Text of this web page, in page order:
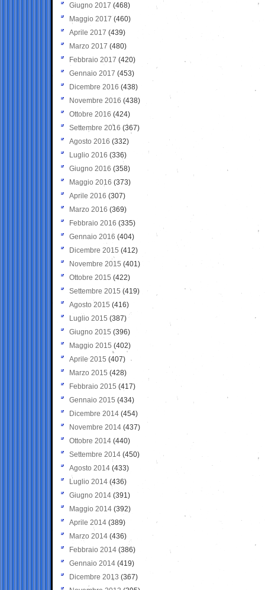
Giugno 2017 (468)
Maggio 2017 (460)
Aprile 2017 (439)
Marzo 2017 (480)
Febbraio 2017 (420)
Gennaio 2017 (453)
Dicembre 2016 (438)
Novembre 2016 (438)
Ottobre 2016 (424)
Settembre 2016 (367)
Agosto 2016 (332)
Luglio 2016 (336)
Giugno 2016 (358)
Maggio 2016 (373)
Aprile 2016 (307)
Marzo 2016 (369)
Febbraio 2016 (335)
Gennaio 2016 (404)
Dicembre 2015 (412)
Novembre 2015 (401)
Ottobre 2015 (422)
Settembre 2015 (419)
Agosto 2015 (416)
Luglio 2015 (387)
Giugno 2015 (396)
Maggio 2015 (402)
Aprile 2015 (407)
Marzo 2015 (428)
Febbraio 2015 (417)
Gennaio 2015 (434)
Dicembre 2014 (454)
Novembre 2014 (437)
Ottobre 2014 (440)
Settembre 2014 (450)
Agosto 2014 (433)
Luglio 2014 (436)
Giugno 2014 (391)
Maggio 2014 (392)
Aprile 2014 (389)
Marzo 2014 (436)
Febbraio 2014 (386)
Gennaio 2014 (419)
Dicembre 2013 (367)